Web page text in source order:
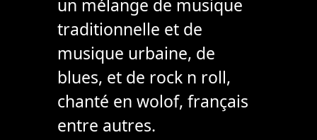
un mélange de musique
traditionnelle et de
musique urbaine, de
blues, et de rock n roll,
chanté en wolof, français
entre autres.